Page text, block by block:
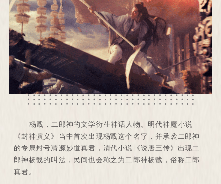
杨戬，二郎神的文学衍生神话人物。明代神魔小说
《封神演义》当中首次出现杨戬这个名字，并承袭二郎神
的专属封号清源妙道真君，清代小说《说唐三传》出现二
郎神杨戬的叫法，民间也会称之为二郎神杨戬，俗称二郎
真君。